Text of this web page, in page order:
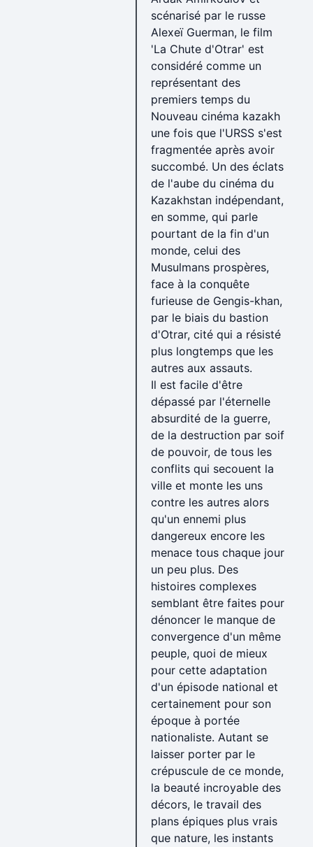
scénarisé par le russe
Alexeï Guerman, le film
'La Chute d'Otrar' est
considéré comme un
représentant des
premiers temps du
Nouveau cinéma kazakh
une fois que l'URSS s'est
fragmentée après avoir
succombé. Un des éclats
de l'aube du cinéma du
Kazakhstan indépendant,
en somme, qui parle
pourtant de la fin d'un
monde, celui des
Musulmans prospères,
face à la conquête
furieuse de Gengis-khan,
par le biais du bastion
d'Otrar, cité qui a résisté
plus longtemps que les
autres aux assauts.
Il est facile d'être
dépassé par l'éternelle
absurdité de la guerre,
de la destruction par soif
de pouvoir, de tous les
conflits qui secouent la
ville et monte les uns
contre les autres alors
qu'un ennemi plus
dangereux encore les
menace tous chaque jour
un peu plus. Des
histoires complexes
semblant être faites pour
dénoncer le manque de
convergence d'un même
peuple, quoi de mieux
pour cette adaptation
d'un épisode national et
certainement pour son
époque à portée
nationaliste. Autant se
laisser porter par le
crépuscule de ce monde,
la beauté incroyable des
décors, le travail des
plans épiques plus vrais
que nature, les instants